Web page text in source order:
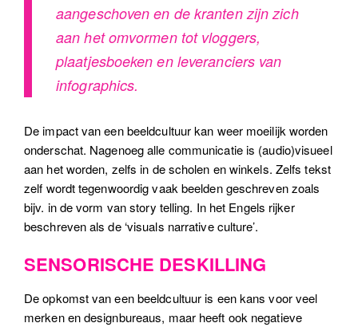
aangeschoven en de kranten zijn zich
aan het omvormen tot vloggers,
plaatjesboeken en leveranciers van
infographics.
De impact van een beeldcultuur kan weer moeilijk worden
onderschat. Nagenoeg alle communicatie is (audio)visueel
aan het worden, zelfs in de scholen en winkels. Zelfs tekst
zelf wordt tegenwoordig vaak beelden geschreven zoals
bijv. in de vorm van story telling. In het Engels rijker
beschreven als de ‘visuals narrative culture’.
SENSORISCHE DESKILLING
De opkomst van een beeldcultuur is een kans voor veel
merken en designbureaus, maar heeft ook negatieve